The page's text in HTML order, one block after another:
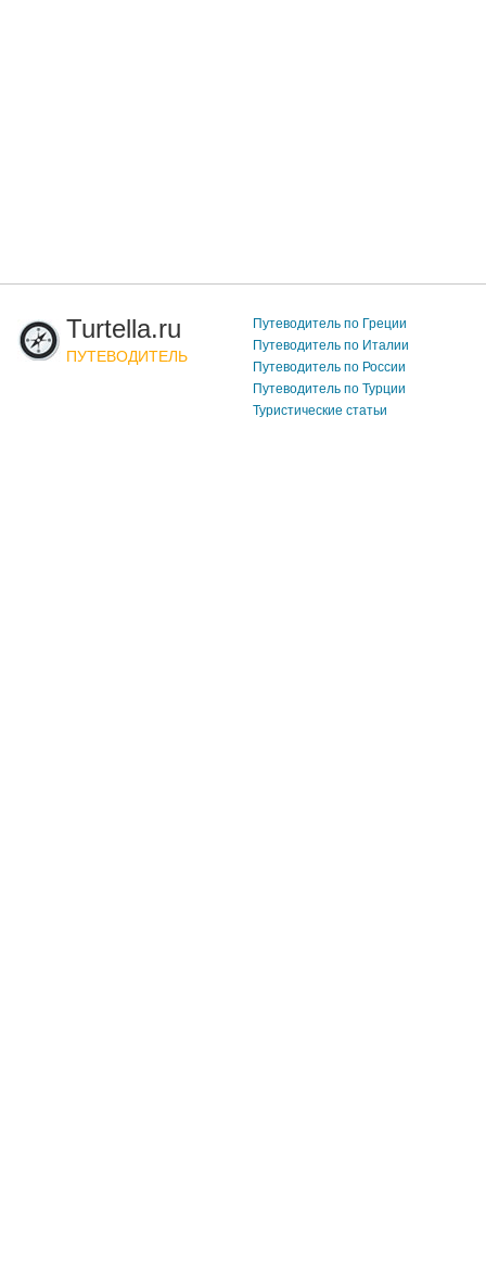
Turtella.ru
ПУТЕВОДИТЕЛЬ
Путеводитель по Греции
Путеводитель по Италии
Путеводитель по России
Путеводитель по Турции
Туристические статьи